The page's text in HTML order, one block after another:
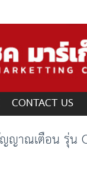
CONTACT US
ญาณเตือน รุ่น